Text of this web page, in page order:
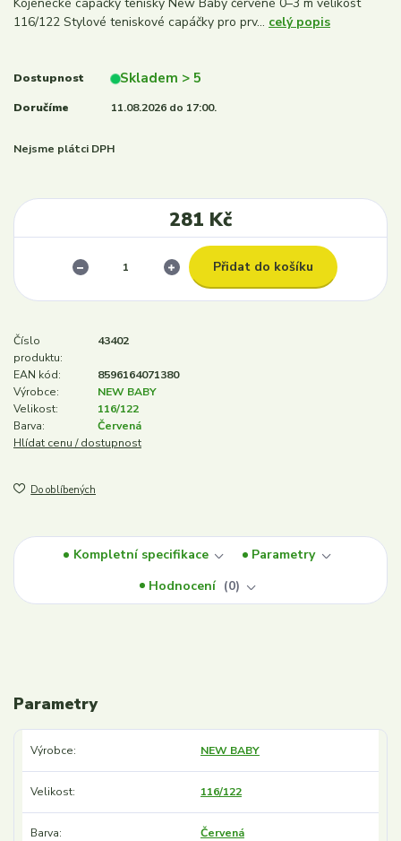
116/122 Stylové teniskové capáčky pro prv... celý popis
Dostupnost Skladem > 5
Doručíme 11.08.2026 do 17:00.
Nejsme plátci DPH
281 Kč
Přidat do košíku
Číslo
produktu:
43402
EAN kód:
8596164071380
Výrobce:
NEW BABY
Velikost:
116/122
Barva:
Červená
Hlídat cenu / dostupnost
Do oblíbených
Kompletní specifikace
Parametry
Hodnocení
0
Parametry
Výrobce NEW BABY
Velikost 116/122
Barva Červená